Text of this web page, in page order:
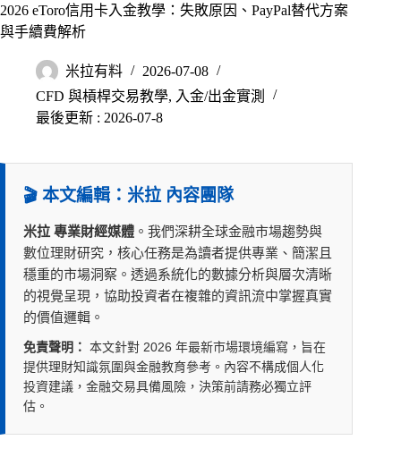
2026 eToro信用卡入金教學：失敗原因、PayPal替代方案
與手續費解析
米拉有料
2026-07-08
CFD 與槓桿交易教學, 入金/出金實測
最後更新 : 2026-07-8
🎬 本文編輯：米拉 內容團隊
米拉 專業財經媒體 。我們深耕全球金融市場趨勢與
數位理財研究，核心任務是為讀者提供專業、簡潔且
穩重的市場洞察。透過系統化的數據分析與層次清晰
的視覺呈現，協助投資者在複雜的資訊流中掌握真實
的價值邏輯。
免責聲明： 本文針對 2026 年最新市場環境編寫，旨在
提供理財知識氛圍與金融教育參考。內容不構成個人化
投資建議，金融交易具備風險，決策前請務必獨立評
估。